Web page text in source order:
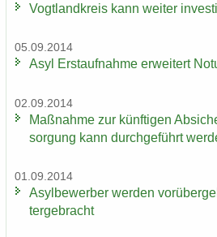
Vogt­land­kreis kann wei­ter
05.09.2014
Asyl Erst­auf­nah­me er­wei­tert
02.09.2014
Maß­nah­me zur künf­ti­gen
sor­gung kann durch­ge­führt
01.09.2014
Asyl­be­wer­ber wer­den
ter­ge­bracht